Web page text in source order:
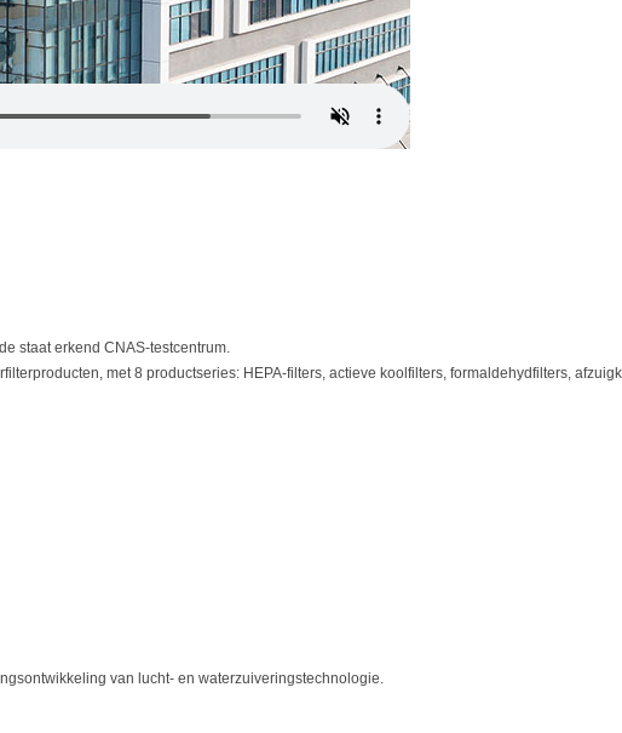
staat erkend CNAS-testcentrum.
met 8 productseries: HEPA-filters, actieve koolfilters, formaldehydfilters,
van lucht- en waterzuiveringstechnologie.